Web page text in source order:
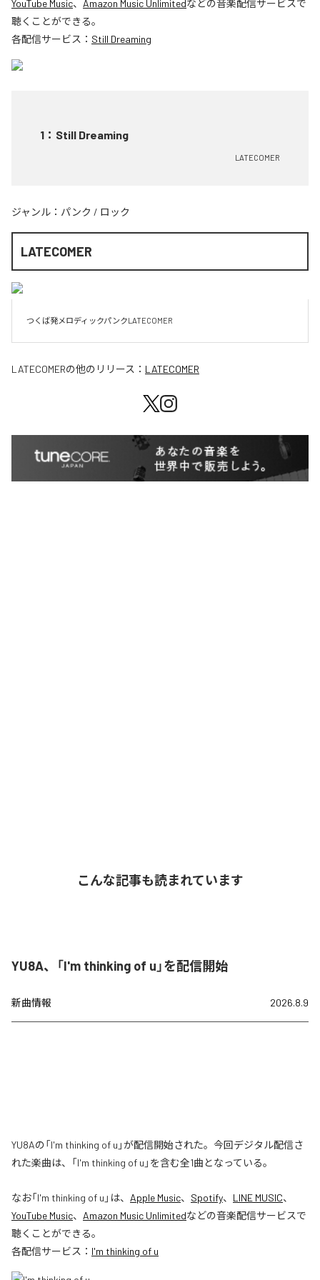
YouTube Music、 Amazon Music Unlimitedなどの音楽配信サービスで
聴くことができる。
各配信サービス： Still Dreaming
1 ： Still Dreaming
LATECOMER
ジャンル： パンク / ロック
LATECOMER
LATECOMERの他のリリース： LATECOMER
こんな記事も読まれています
YU8A、「I'm thinking of u」を配信開始
新曲情報 2026.8.9
YU8Aの「I'm thinking of u」が配信開始された。今回デジタル配信さ
れた楽曲は、「I'm thinking of u」を含む全1曲となっている。
なお「I'm thinking of u 」は、 Apple Music、 Spotify、 LINE MUSIC、
YouTube Music、 Amazon Music Unlimitedなどの音楽配信サービスで
聴くことができる。
各配信サービス： I'm thinking of u